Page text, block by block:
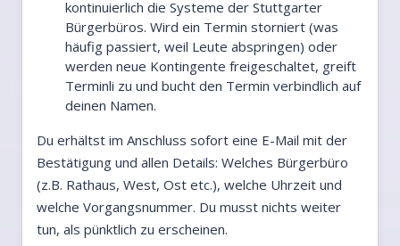
kontinuierlich die Systeme der Stuttgarter
Bürgerbüros. Wird ein Termin storniert (was
häufig passiert, weil Leute abspringen) oder
werden neue Kontingente freigeschaltet, greift
Terminli zu und bucht den Termin verbindlich auf
deinen Namen.
Du erhältst im Anschluss sofort eine E-Mail mit der
Bestätigung und allen Details: Welches Bürgerbüro
(z.B. Rathaus, West, Ost etc.), welche Uhrzeit und
welche Vorgangsnummer. Du musst nichts weiter
tun, als pünktlich zu erscheinen.